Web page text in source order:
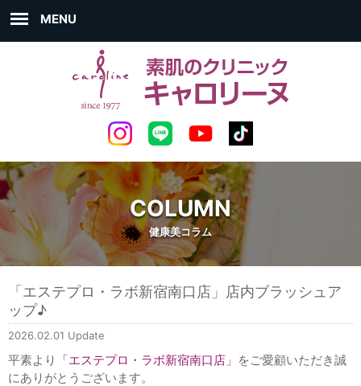
MENU
COLUMN
健康美コラム
「エステプロ・ラボ新宿南口店」店内ブラッシュア
ップ♪
2026.02.01 Update
平素より 「エステプロ・ラボ新宿南口店」 をご愛顧いただき誠
にありがとうございます。